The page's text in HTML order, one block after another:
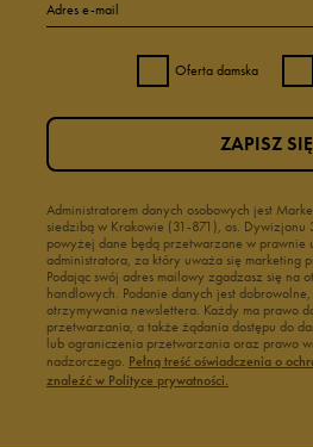
Adres e-mail
Oferta damska
Administratorem danych osobowych jest
siedzibą w Krakowie (31-871), os. Dywizjonu
powyżej dane będą przetwarzane w prawnie
administratora, za który uważa się marketing
Podając swój adres mailowy zgadzasz się na
handlowych. Podanie danych jest
otrzymywania newslettera. Każdy ma prawo
przetwarzania, a także żądania dostępu do
lub ograniczenia przetwarzania oraz prawo
nadzorczego. Pełną treść oświadczenia o
znaleźć w Polityce prywatności.
ZAPISZ SIĘ